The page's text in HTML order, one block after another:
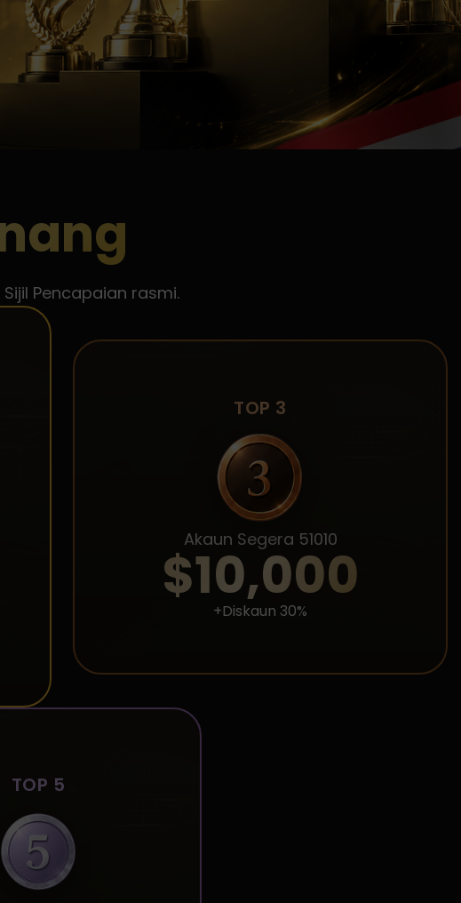
Pencapaian rasmi.
TOP 3
Akaun Segera 51010
$10,000
+Diskaun 30%
TOP 5